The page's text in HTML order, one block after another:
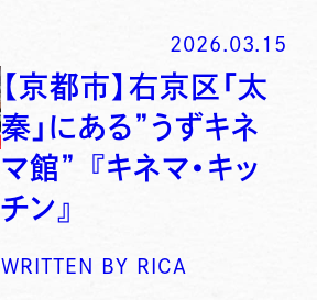
2026.03.15
【京都市】右京区「太
秦」にある”うずキネ
マ館” 『キネマ・キッ
チン』
WRITTEN BY RICA